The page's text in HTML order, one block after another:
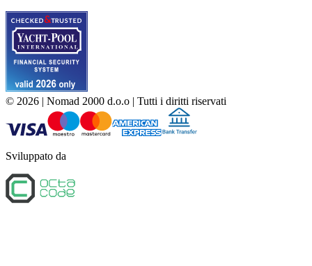
© 2026 | Nomad 2000 d.o.o | Tutti i diritti riservati
Sviluppato da